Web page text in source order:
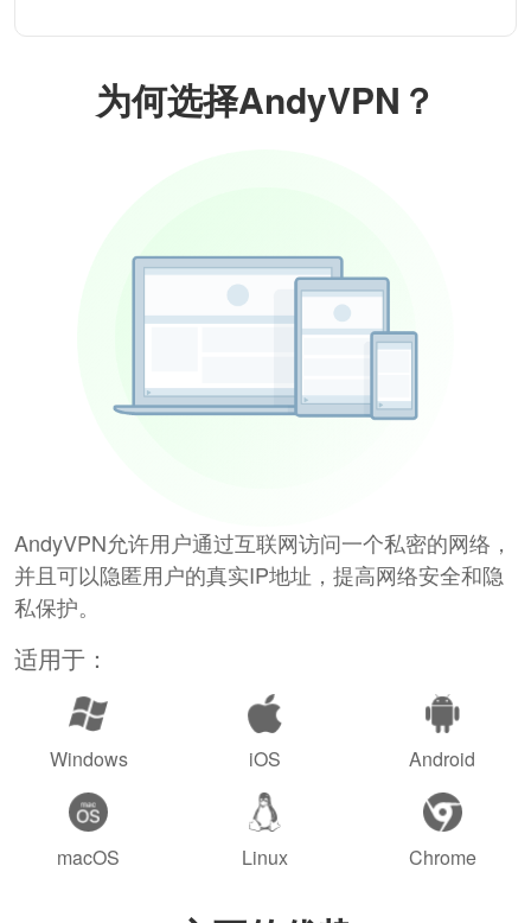
为何选择AndyVPN？
AndyVPN允许用户通过互联网访问一个私密的网络，
并且可以隐匿用户的真实IP地址，提高网络安全和隐
私保护。
适用于：
Windows iOS Android
macOS Linux Chrome